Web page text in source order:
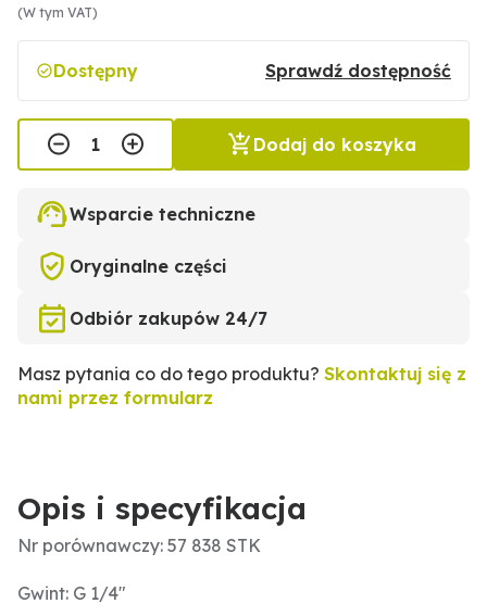
(W tym VAT)
Dostępny Sprawdź dostępność
Dodaj do koszyka
Wsparcie techniczne
Oryginalne części
Odbiór zakupów 24/7
Masz pytania co do tego produktu? Skontaktuj się z
nami przez formularz
Opis i specyfikacja
Nr porównawczy: 57 838 STK
Gwint: G 1/4″